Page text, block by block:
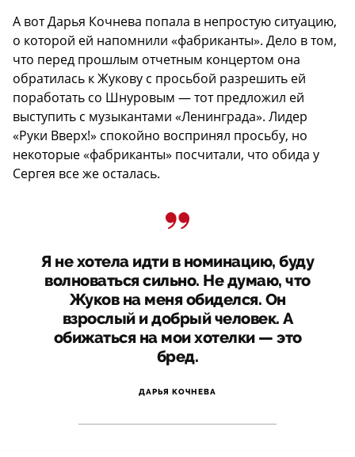
А вот Дарья Кочнева попала в непростую ситуацию,
о которой ей напомнили «фабриканты». Дело в том,
что перед прошлым отчетным концертом она
обратилась к Жукову с просьбой разрешить ей
поработать со Шнуровым — тот предложил ей
выступить с музыкантами «Ленинграда». Лидер
«Руки Вверх!» спокойно воспринял просьбу, но
некоторые «фабриканты» посчитали, что обида у
Сергея все же осталась.
Я не хотела идти в номинацию, буду
волноваться сильно. Не думаю, что
Жуков на меня обиделся. Он
взрослый и добрый человек. А
обижаться на мои хотелки — это
бред.
ДАРЬЯ КОЧНЕВА